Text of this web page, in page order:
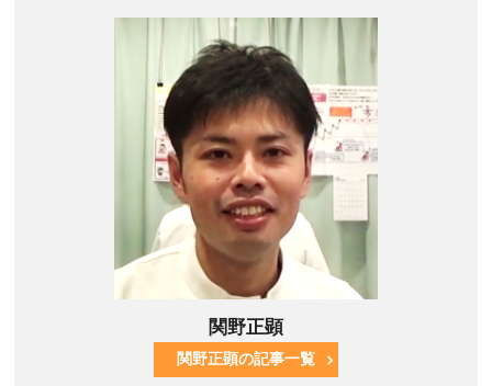
関野正顕
関野正顕の記事一覧